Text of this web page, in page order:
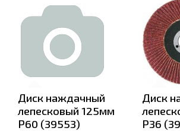
Диск наждачный
лепесковый 125мм
Р60 (39553)
Диск
Р36